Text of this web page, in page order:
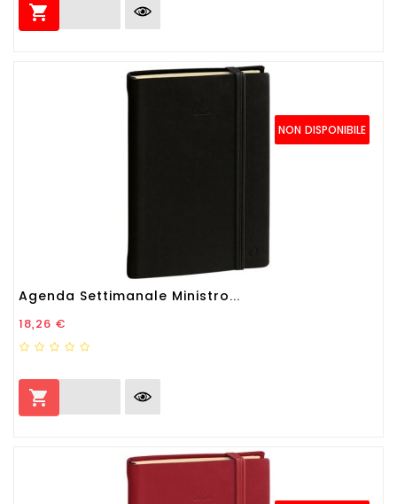

NON DISPONIBILE
Agenda Settimanale Ministro...
Prezzo
18,26 €
